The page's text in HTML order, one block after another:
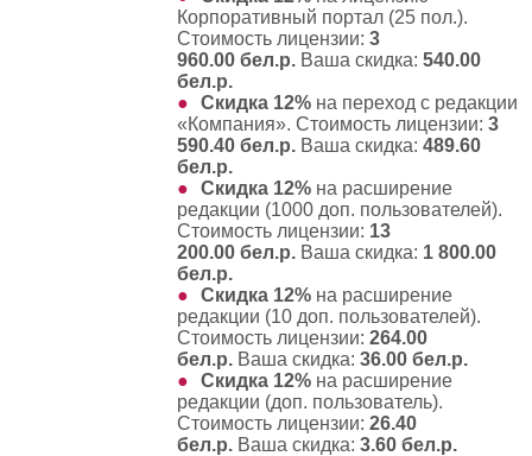
Корпоративный портал (25 пол.).
Стоимость лицензии: 3
960.00 бел.р. Ваша скидка: 540.00
бел.р.
Скидка 12% на переход с редакции
«Компания». Стоимость лицензии: 3
590.40 бел.р. Ваша скидка: 489.60
бел.р.
Скидка 12% на расширение
редакции (1000 доп. пользователей).
Стоимость лицензии: 13
200.00 бел.р. Ваша скидка: 1 800.00
бел.р.
Скидка 12% на расширение
редакции (10 доп. пользователей).
Стоимость лицензии: 264.00
бел.р. Ваша скидка: 36.00 бел.р.
Скидка 12% на расширение
редакции (доп. пользователь).
Стоимость лицензии: 26.40
бел.р. Ваша скидка: 3.60 бел.р.